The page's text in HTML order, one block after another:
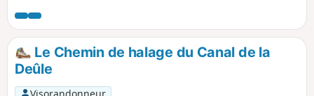
Le Chemin de halage du Canal de la
Deûle